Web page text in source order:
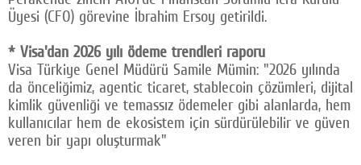
Üyesi (CFO) görevine İbrahim Ersoy getirildi.
* Visa'dan 2026 yılı ödeme trendleri raporu
Visa Türkiye Genel Müdürü Samile Mümin: "2026 yılında
da önceliğimiz, agentic ticaret, stablecoin çözümleri, dijital
kimlik güvenliği ve temassız ödemeler gibi alanlarda, hem
kullanıcılar hem de ekosistem için sürdürülebilir ve güven
veren bir yapı oluşturmak"